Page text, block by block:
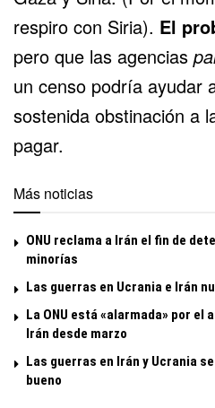
respiro con Siria). El
pero que las agencias
un censo podría ayudar
sostenida obstinación a
pagar.
Más noticias
ONU reclama a Irán el fin de
minorías
Las guerras en Ucrania e Irán
La ONU está «alarmada» por el
Irán desde marzo
Las guerras en Irán y Ucrania
bueno